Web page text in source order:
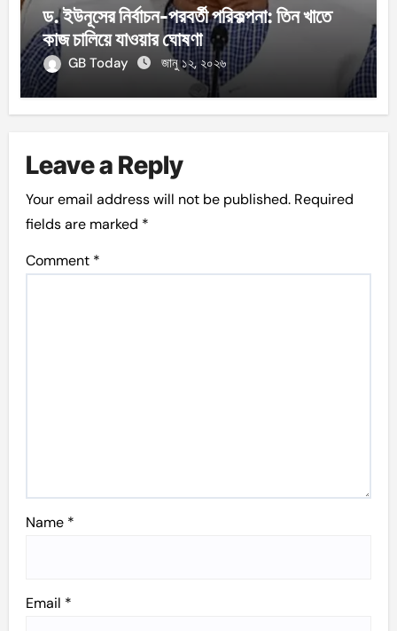
ড. ইউনূসের নির্বাচন-পরবর্তী পরিকল্পনা: তিন খাতে
কাজ চালিয়ে যাওয়ার ঘোষণা
GB Today জানু ১২, ২০২৬
Leave a Reply
Your email address will not be published. Required
fields are marked *
Comment *
Name *
Email *